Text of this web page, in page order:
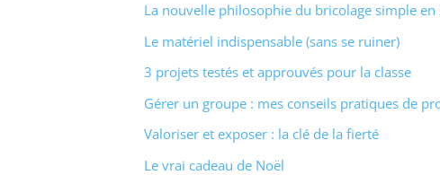
La nouvelle philosophie du bricolage simple en
Le matériel indispensable (sans se ruiner)
3 projets testés et approuvés pour la classe
Gérer un groupe : mes conseils pratiques de
Valoriser et exposer : la clé de la fierté
Le vrai cadeau de Noël